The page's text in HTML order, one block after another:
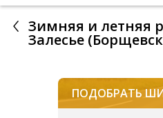
Зимняя и летняя
Залесье
ПОДОБРАТЬ